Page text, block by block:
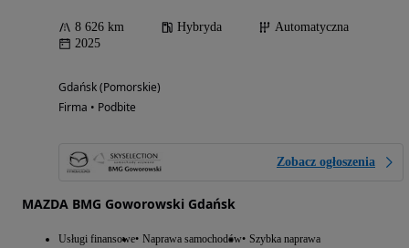
8 626 km Hybryda
Automatyczna
2025
Gdańsk (Pomorskie)
Firma • Podbite
Zobacz ogłoszenia
MAZDA BMG Goworowski Gdańsk
Usługi finansowe Naprawa samochodów Szybka naprawa